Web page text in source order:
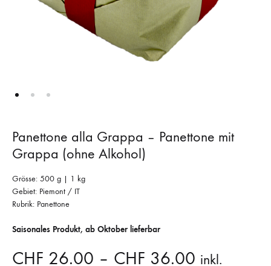
Panettone alla Grappa – Panettone mit
Grappa (ohne Alkohol)
Grösse: 500 g | 1 kg
Gebiet: Piemont / IT
Rubrik: Panettone
Saisonales Produkt, ab Oktober lieferbar
CHF 26.00 – CHF 36.00 inkl.